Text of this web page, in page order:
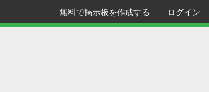
無料で掲示板を作成する ログイン